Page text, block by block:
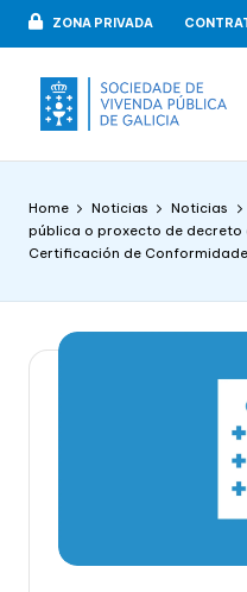
Skip
content
ZONA PRIVADA
v
e
n
d
Home Noticias Noticias
pública o proxecto de decreto
Certificación de